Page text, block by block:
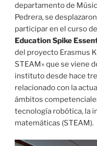
departamento de
Pedrera, se
participar en el curso
Education Spike
del proyecto Erasmus
STEAM» que se viene
instituto desde hace
relacionado con la
ámbitos
tecnología robótica, la
matemáticas (STEAM).